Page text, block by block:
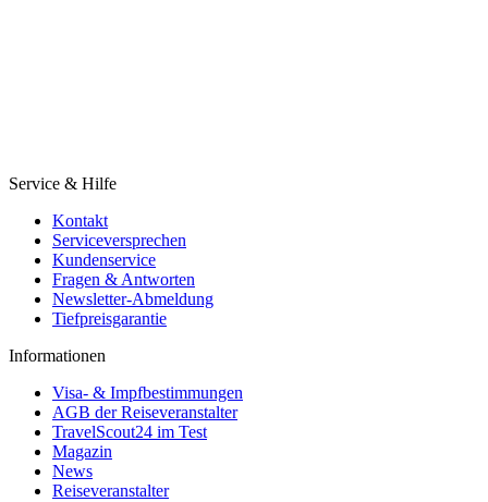
Service & Hilfe
Kontakt
Serviceversprechen
Kundenservice
Fragen & Antworten
Newsletter-Abmeldung
Tiefpreisgarantie
Informationen
Visa- & Impfbestimmungen
AGB der Reiseveranstalter
TravelScout24 im Test
Magazin
News
Reiseveranstalter